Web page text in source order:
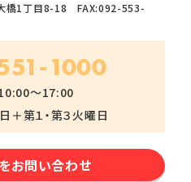
橋1丁目8-18 FAX:092-553-
1000
～17:00
＋第１・第３火曜日
お問い合わせ